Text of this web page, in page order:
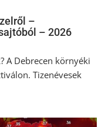
–
– 2026
A Debrecen környéki
Tizenévesek